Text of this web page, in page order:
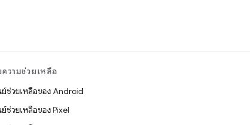
วามช่วยเหลือ
ช่วยเหลือของ Android
ช่วยเหลือของ Pixel